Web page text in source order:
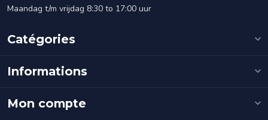
Maandag t/m vrijdag 8:30 to 17:00 uur
Catégories
Informations
Mon compte